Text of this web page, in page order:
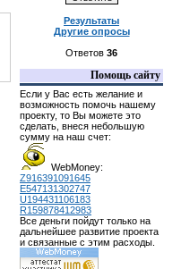
Результаты
Другие опросы
Ответов 36
Помощь сайту
Если у Вас есть желание и
возможность помочь нашему
проекту, то Вы можете это
сделать, внеся небольшую
сумму на наш счет:
WebMoney:
Z916391091645
E547131302747
U194431106183
R159878412983
Все деньги пойдут только на
дальнейшее развитие проекта
и связанные с этим расходы.